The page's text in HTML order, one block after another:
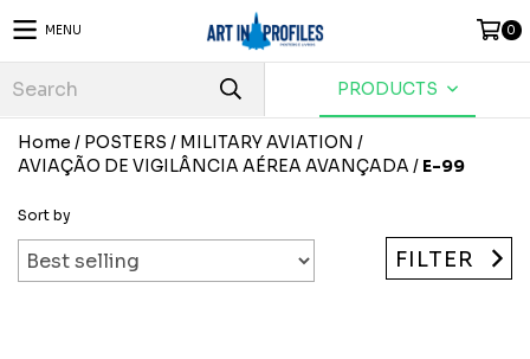
MENU 0
PRODUCTS
Home / POSTERS / MILITARY AVIATION /
AVIAÇÃO DE VIGILÂNCIA AÉREA AVANÇADA / E-99
Sort by
FILTER